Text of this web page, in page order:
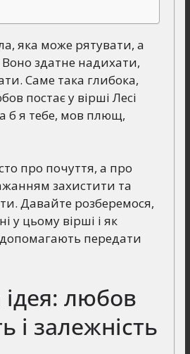
яка може рятувати, а
здатне надихати,
Саме така глибока,
постає у вірші Лесі
б я тебе, мов плющ,
про почуття, а про
захистити та
Давайте розберемося,
у цьому вірші і як
передати
любов
і залежність